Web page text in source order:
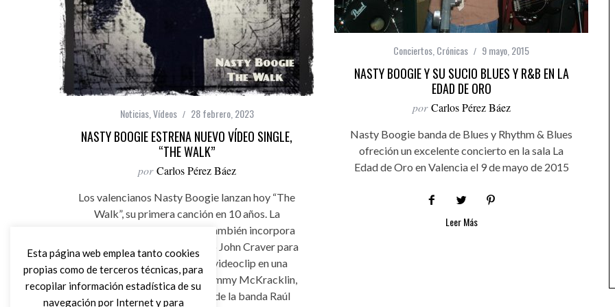
Noticias, Vídeos 28 febrero, 2023
NASTY BOOGIE ESTRENA NUEVO VÍDEO SINGLE,
“THE WALK”
por Carlos Pérez Báez
Los valencianos Nasty Boogie lanzan hoy “The
Walk”, su primera canción en 10 años. La
sensacional banda de blues también incorpora
sus filas al batería californiano John Craver para
registrar su primer single y videoclip en una
década, un tema original de Jimmy McKracklin,
producido por el guitarrista de la banda Raúl
Conciertos Crónicas 9 mayo, 2015
NASTY BOOGIE Y SU SUCIO BLUES Y R&B EN LA
EDAD DE ORO
por Carlos Pérez Báez
Nasty Boogie banda de Blues y Rhythm & Blues
ofreción un excelente concierto en la sala La
Edad de Oro en Valencia el 9 de mayo de 2015
Leer Más
Esta página web emplea tanto cookies
propias como de terceros técnicas, para
recopilar información estadística de su
navegación por Internet y para